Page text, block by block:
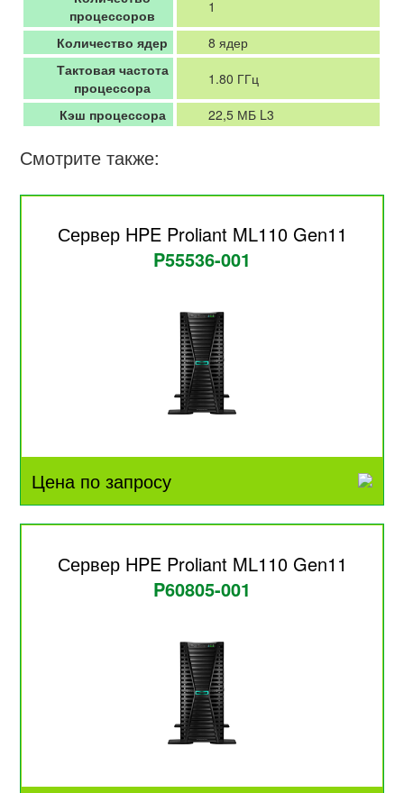
процессоров
1
Количество ядер
8 ядер
Тактовая частота
процессора
1.80 ГГц
Кэш процессора
22,5 МБ L3
Смотрите также:
Сервер HPE Proliant ML110 Gen11
P55536-001
Цена по запросу
Сервер HPE Proliant ML110 Gen11
P60805-001